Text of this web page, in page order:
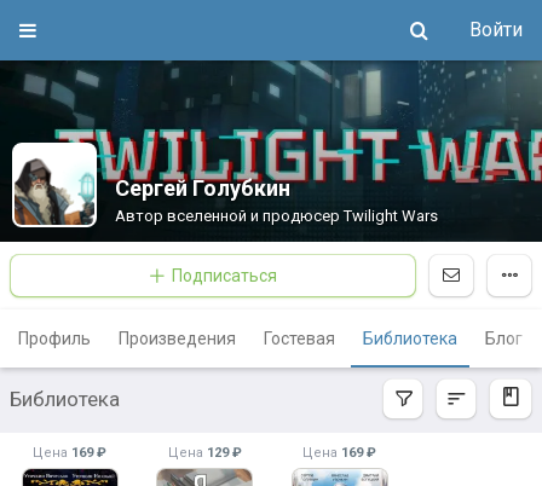
Войти
Сергей Голубкин
Автор вселенной и продюсер Twilight Wars
Подписаться
Профиль Произведения Гостевая Библиотека Блог
Библиотека
Цена 169 ₽ Цена 129 ₽ Цена 169 ₽